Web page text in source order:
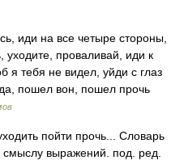
иди на все четыре стороны,
уходите, проваливай, иди к
я тебя не видел, уйди с глаз
пошел вон, пошел прочь
пойти прочь... Словарь
выражений. под. ред.